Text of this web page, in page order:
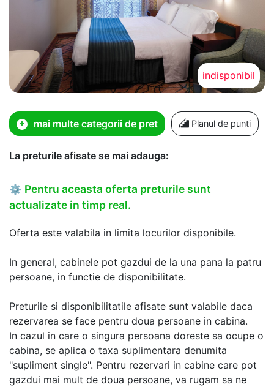
indisponibil
mai multe categorii de pret Planul de punti
La preturile afisate se mai adauga:
⚙ Pentru aceasta oferta preturile sunt
actualizate in timp real.
Oferta este valabila in limita locurilor disponibile.
In general, cabinele pot gazdui de la una pana la patru
persoane, in functie de disponibilitate.
Preturile si disponibilitatile afisate sunt valabile daca
rezervarea se face pentru doua persoane in cabina.
In cazul in care o singura persoana doreste sa ocupe o
cabina, se aplica o taxa suplimentara denumita
"supliment single". Pentru rezervari in cabine care pot
gazdui mai mult de doua persoane, va rugam sa ne